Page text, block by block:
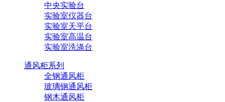
中央实验台
实验室仪器台
实验室天平台
实验室高温台
实验室洗涤台
通风柜系列
全钢通风柜
玻璃钢通风柜
钢木通风柜